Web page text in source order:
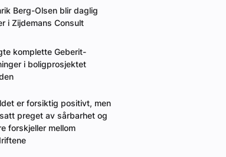
Berg-Olsen blir daglig
i Zijdemans Consult
komplette Geberit-
i boligprosjektet
er forsiktig positivt, men
preget av sårbarhet og
forskjeller mellom